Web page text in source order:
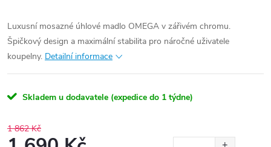
Luxusní mosazné úhlové madlo OMEGA v zářivém chromu.
Špičkový design a maximální stabilita pro náročné uživatele
koupelny. Detailní informace
Skladem u dodavatele (expedice do 1 týdne)
1 862 Kč